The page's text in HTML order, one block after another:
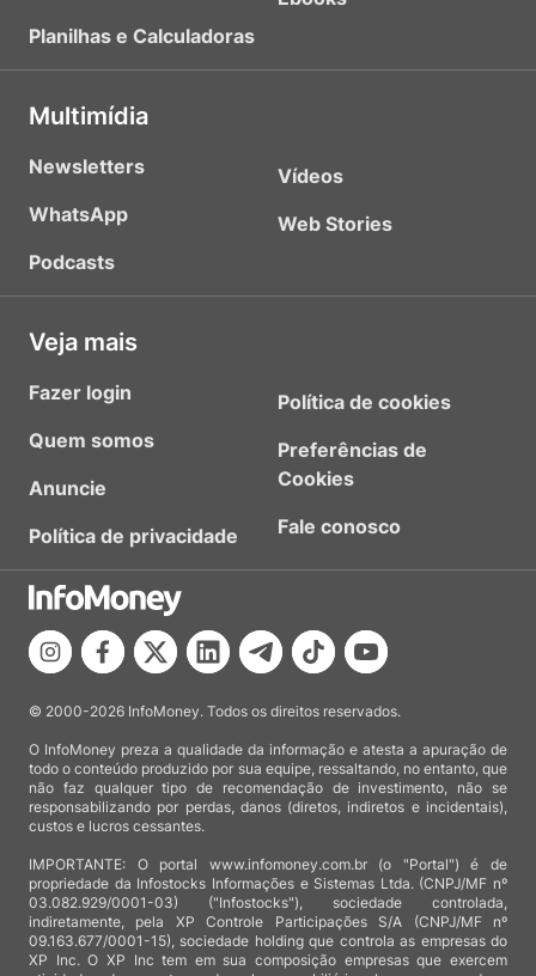
Planilhas e Calculadoras
Multimídia
Newsletters
WhatsApp
Podcasts
Vídeos
Web Stories
Veja mais
Fazer login
Quem somos
Anuncie
Política de privacidade
Política de cookies
Preferências de
Cookies
Fale conosco
© 2000-2026 InfoMoney. Todos os direitos reservados.
O InfoMoney preza a qualidade da informação e atesta a apuração de
todo o conteúdo produzido por sua equipe, ressaltando, no entanto, que
não faz qualquer tipo de recomendação de investimento, não se
responsabilizando por perdas, danos (diretos, indiretos e incidentais),
custos e lucros cessantes.
IMPORTANTE: O portal www.infomoney.com.br (o "Portal") é de
propriedade da Infostocks Informações e Sistemas Ltda. (CNPJ/MF nº
03.082.929/0001-03) ("Infostocks"), sociedade controlada,
indiretamente, pela XP Controle Participações S/A (CNPJ/MF nº
09.163.677/0001-15), sociedade holding que controla as empresas do
XP Inc. O XP Inc tem em sua composição empresas que exercem